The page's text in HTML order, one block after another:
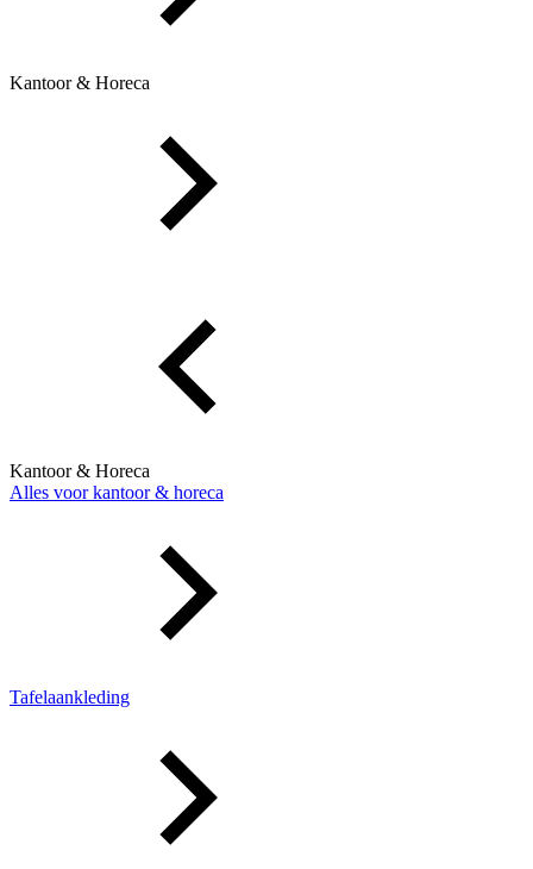
Kantoor & Horeca
Kantoor & Horeca
Alles voor kantoor & horeca
Tafelaankleding